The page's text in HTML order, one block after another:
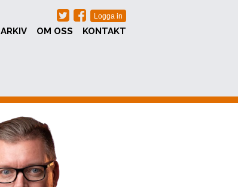
ARKIV OM OSS KONTAKT